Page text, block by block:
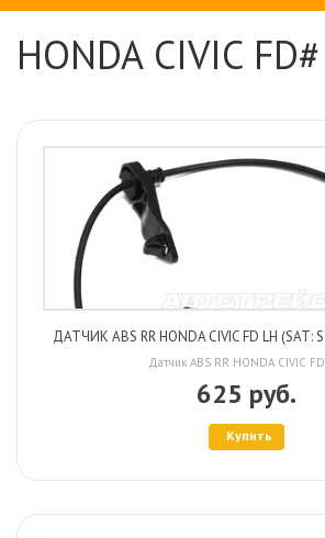
HONDA CIVIC
ДАТЧИК ABS RR HONDA CIVIC FD LH (SAT:
Датчик ABS RR HONDA CIVIC
625 руб.
Купить